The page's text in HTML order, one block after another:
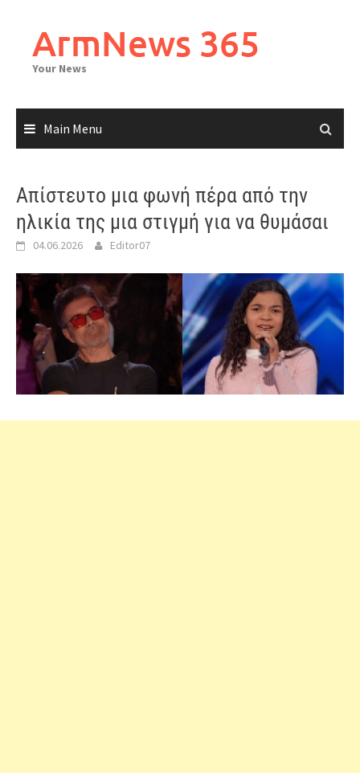
contentArmNews 365
Your News
Main Menu
Απίστευτο μια φωνή πέρα από την
ηλικία της μια στιγμή για να θυμάσαι
04.06.2026 Editor07